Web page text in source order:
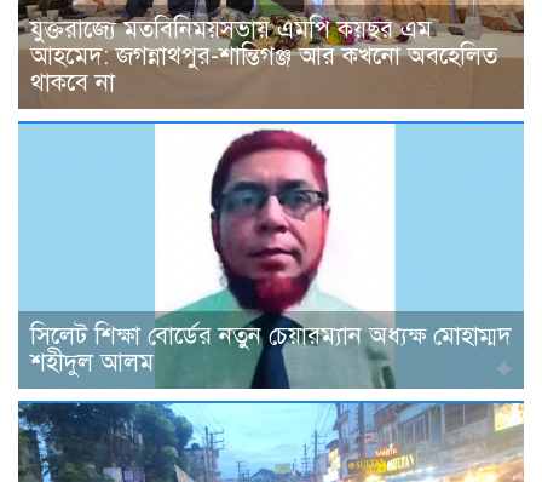
যুক্তরাজ্যে মতবিনিময়সভায় এমপি কয়ছর এম
আহমেদ: জগন্নাথপুর-শান্তিগঞ্জ আর কখনো অবহেলিত
থাকবে না
সিলেট শিক্ষা বোর্ডের নতুন চেয়ারম্যান অধ্যক্ষ মোহাম্মদ
শহীদুল আলম